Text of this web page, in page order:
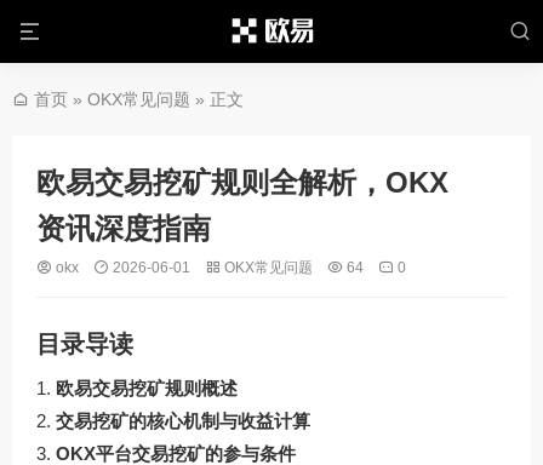
首页 » OKX常见问题 » 正文
欧易交易挖矿规则全解析，OKX
资讯深度指南
okx 2026-06-01 OKX常见问题 64 0
目录导读
欧易交易挖矿规则概述
交易挖矿的核心机制与收益计算
OKX平台交易挖矿的参与条件